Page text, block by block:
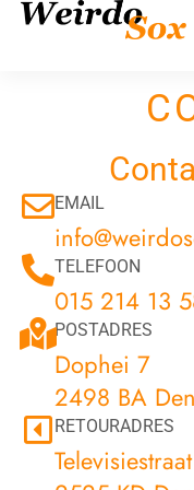
EMAIL
TELEFOON
015 214 13
POSTADRES
Dophei 7
2498 BA
RETOURADRES